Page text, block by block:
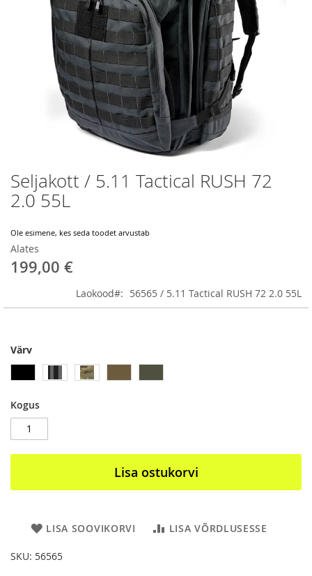
Skip
to
the
of
the
images
gallery
Seljakott / 5.11 Tactical RUSH 72
2.0 55L
Ole esimene, kes seda toodet arvustab
Alates
199,00 €
Laokood 56565 / 5.11 Tactical RUSH 72 2.0 55L
Värv
Kogus
Lisa ostukorvi
LISA SOOVIKORVI LISA VÕRDLUSESSE
SKU: 56565